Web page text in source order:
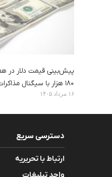
پیش‌بینی قیمت دلار در
۱۸۰ هزار با سیگنال مذاکرات
۱۶ مرداد ۱۴۰۵
دسترسی سریع
ارتباط با تحریریه